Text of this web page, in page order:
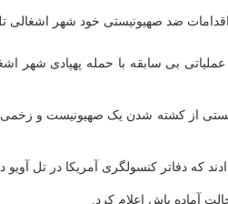
ضد صهیونیستی خود شهر اشغالی تل
بی سابقه با حمله پهپادی شهر
که دفاتر کنسولگری آمریکا در تل
آماده باش اعلام کرد.